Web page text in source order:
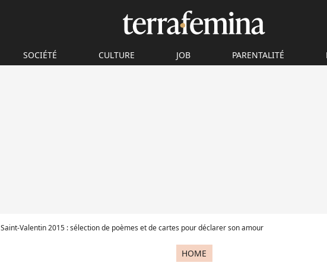
SOCIÉTÉ CULTURE JOB PARENTALITÉ
Saint-Valentin 2015 : sélection de poèmes et de cartes pour déclarer son amour
HOME